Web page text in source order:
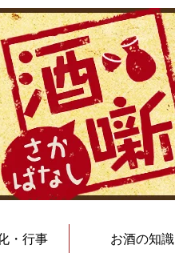
・行事 お酒の知識